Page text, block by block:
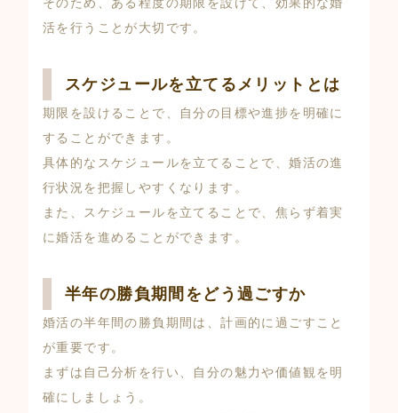
活を行うことが大切です。
スケジュールを立てるメリットとは
期限を設けることで、自分の目標や進捗を明確に
することができます。
具体的なスケジュールを立てることで、婚活の進
行状況を把握しやすくなります。
また、スケジュールを立てることで、焦らず着実
に婚活を進めることができます。
半年の勝負期間をどう過ごすか
婚活の半年間の勝負期間は、計画的に過ごすこと
が重要です。
まずは自己分析を行い、自分の魅力や価値観を明
確にしましょう。